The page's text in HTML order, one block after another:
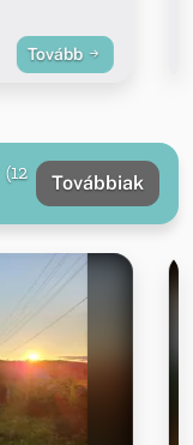
Tovább
(12
Továbbiak